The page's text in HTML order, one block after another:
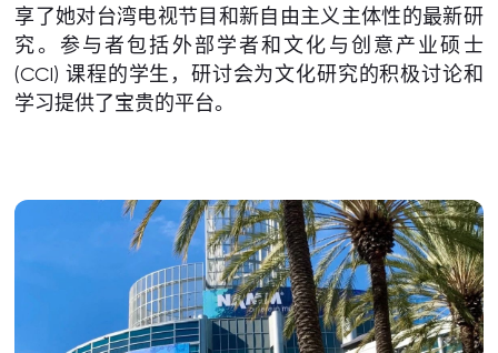
享了她对台湾电视节目和新自由主义主体性的最新研
究。参与者包括外部学者和文化与创意产业硕士
(CCI) 课程的学生，研讨会为文化研究的积极讨论和
学习提供了宝贵的平台。